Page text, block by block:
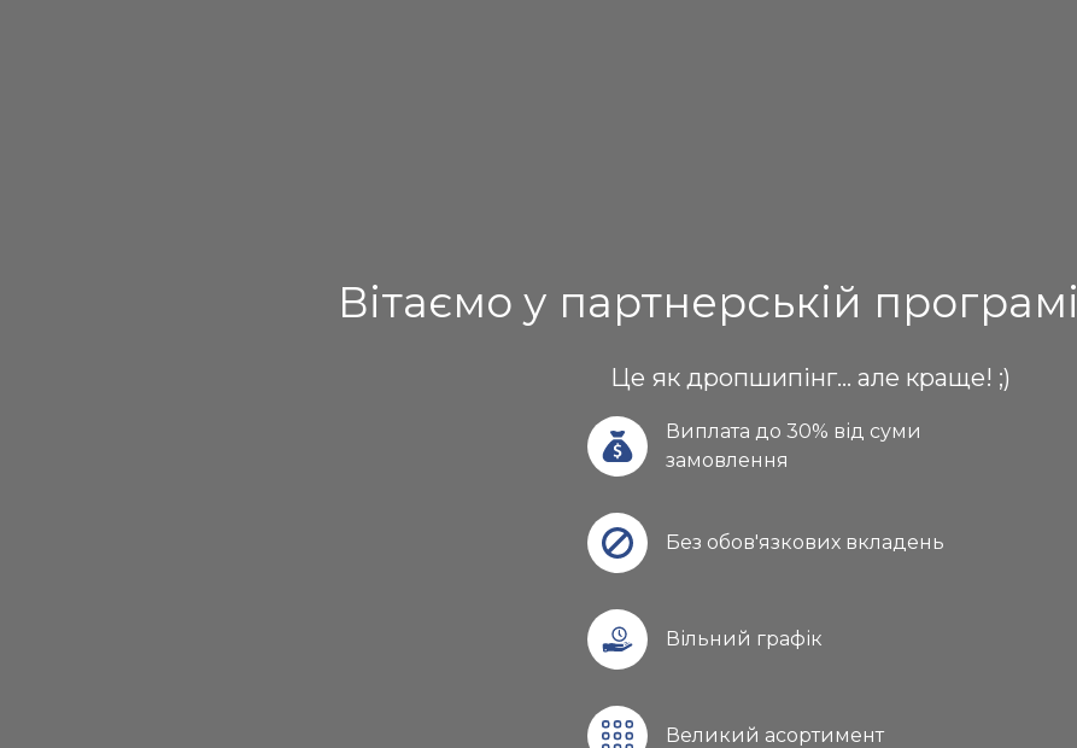
Вітаємо у партнерській програмі
Це як дропшипінг... але краще! ;)
Виплата до 30% від суми
замовлення
Без обов'язкових вкладень
Вільний графік
Великий асортимент